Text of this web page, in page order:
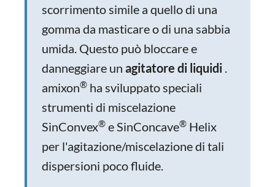
scorrimento simile a quello di una
gomma da masticare o di una sabbia
umida. Questo può bloccare e
danneggiare un agitatore di liquidi .
amixon® ha sviluppato speciali
strumenti di miscelazione
SinConvex® e SinConcave® Helix
per l'agitazione/miscelazione di tali
dispersioni poco fluide.